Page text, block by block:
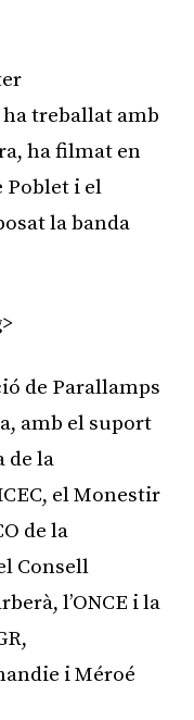
treballat amb
ha filmat en
Poblet i el
la banda
de Parallamps
amb el suport
de la
el Monestir
de la
Consell
l’ONCE i la
i Méroé